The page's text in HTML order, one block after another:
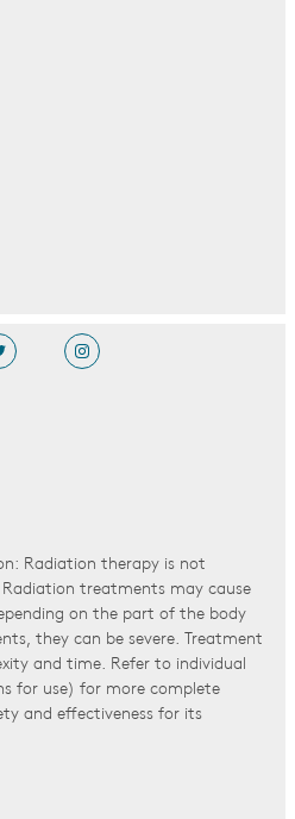
Radiation therapy is not
treatments may cause
on the part of the body
they can be severe. Treatment
and time. Refer to individual
for use) for more complete
and effectiveness for its